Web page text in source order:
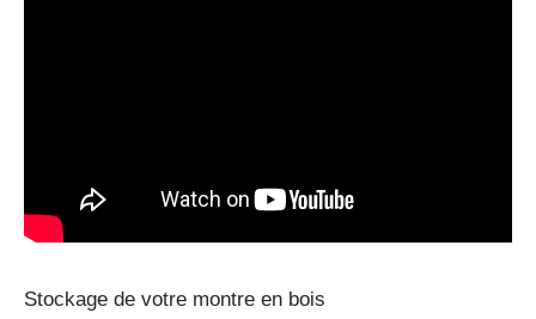
Stockage de votre montre en bois